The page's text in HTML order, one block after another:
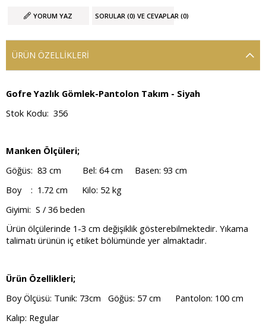
YORUM YAZ SORULAR (0) VE CEVAPLAR (0)
ÜRÜN ÖZELLIKLERI
Gofre Yazlık Gömlek-Pantolon Takım - Siyah
Stok Kodu: 356
Manken Ölçüleri;
Göğüs: 83 cm Bel: 64 cm Basen: 93 cm
Boy : 1.72 cm Kilo: 52 kg
Giyimi: S / 36 beden
Ürün ölçülerinde 1-3 cm değişiklik gösterebilmektedir. Yıkama
talimatı ürünün iç etiket bölümünde yer almaktadır.
Ürün Özellikleri;
Boy Ölçüsü: Tunik: 73cm Göğüs: 57 cm Pantolon: 100 cm
Kalıp: Regular